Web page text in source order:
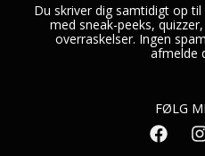
Du skriver dig samtidigt op
med sneak-peeks,
overraskelser. Ingen
afmelde
FØLG